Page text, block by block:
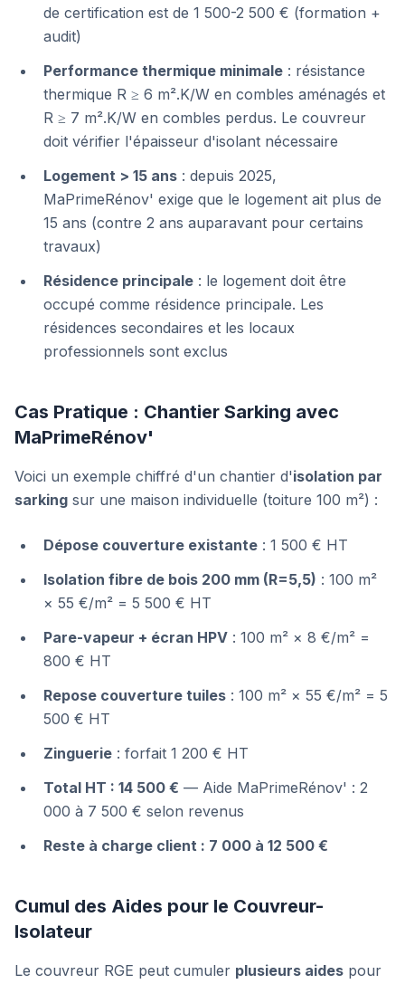
de certification est de 1 500-2 500 € (formation +
audit)
Performance thermique minimale : résistance
thermique R ≥ 6 m².K/W en combles aménagés et
R ≥ 7 m².K/W en combles perdus. Le couvreur
doit vérifier l'épaisseur d'isolant nécessaire
Logement > 15 ans : depuis 2025,
MaPrimeRénov' exige que le logement ait plus de
15 ans (contre 2 ans auparavant pour certains
travaux)
Résidence principale : le logement doit être
occupé comme résidence principale. Les
résidences secondaires et les locaux
professionnels sont exclus
Cas Pratique : Chantier Sarking avec
MaPrimeRénov'
Voici un exemple chiffré d'un chantier d'isolation par
sarking sur une maison individuelle (toiture 100 m²) :
Dépose couverture existante : 1 500 € HT
Isolation fibre de bois 200 mm (R=5,5) : 100 m²
× 55 €/m² = 5 500 € HT
Pare-vapeur + écran HPV : 100 m² × 8 €/m² =
800 € HT
Repose couverture tuiles : 100 m² × 55 €/m² = 5
500 € HT
Zinguerie : forfait 1 200 € HT
Total HT : 14 500 € — Aide MaPrimeRénov' : 2
000 à 7 500 € selon revenus
Reste à charge client : 7 000 à 12 500 €
Cumul des Aides pour le Couvreur-
Isolateur
Le couvreur RGE peut cumuler plusieurs aides pour